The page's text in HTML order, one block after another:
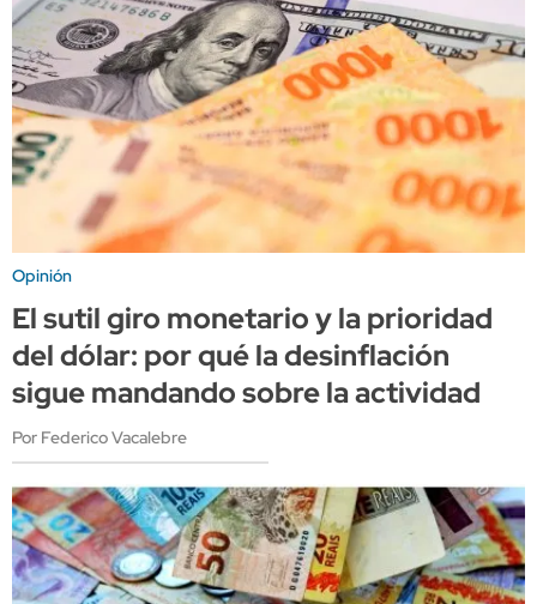
Opinión
El sutil giro monetario y la prioridad
del dólar: por qué la desinflación
sigue mandando sobre la actividad
Por Federico Vacalebre